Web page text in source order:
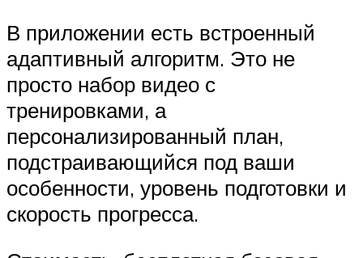
В приложении есть встроенный
адаптивный алгоритм. Это не
просто набор видео с
тренировками, а
персонализированный план,
подстраивающийся под ваши
особенности, уровень подготовки и
скорость прогресса.